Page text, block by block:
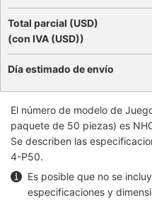
Total parcial (USD)
(con IVA (USD))
Día estimado de envío
El número de modelo de
paquete de 50 piezas) es
Se describen las
4-P50.
Es posible que no se
especificaciones y